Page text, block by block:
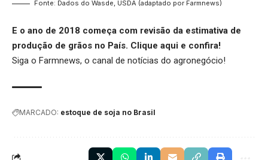
Fonte: Dados do Wasde, USDA (adaptado por Farmnews)
E o ano de 2018 começa com revisão da estimativa de
produção de grãos no País. Clique aqui e confira!
Siga o Farmnews, o canal de notícias do agronegócio!
MARCADO: estoque de soja no Brasil